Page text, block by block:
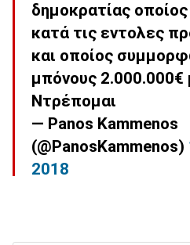
δημοκρατίας
κατά τις εντολες
και οποίος
μπόνους 2.000.000€
Ντρέπομαι
— Panos Kammenos
(@PanosKammenos)
2018